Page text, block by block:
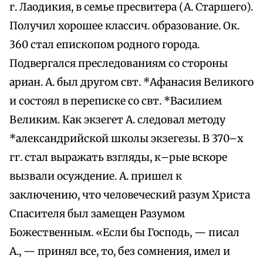
г. Лаодикия, в семье пресвитера (А. Старшего).
Получил хорошее классич. образование. Ок.
360 стал епископом родного города.
Подвергался преследованиям со стороны
ариан. А. был другом свт. *Афанасия Великого
и состоял в переписке со свт. *Василием
Великим. Как экзегет А. следовал методу
*александрийской школы экзегезы. В 370–х
гг. стал выражать взгляды, к–рые вскоре
вызвали осуждение. А. пришел к
заключению, что человеческий разум Христа
Спасителя был замещен Разумом
Божественным. «Если бы Господь, — писал
А., — принял все, то, без сомнения, имел и